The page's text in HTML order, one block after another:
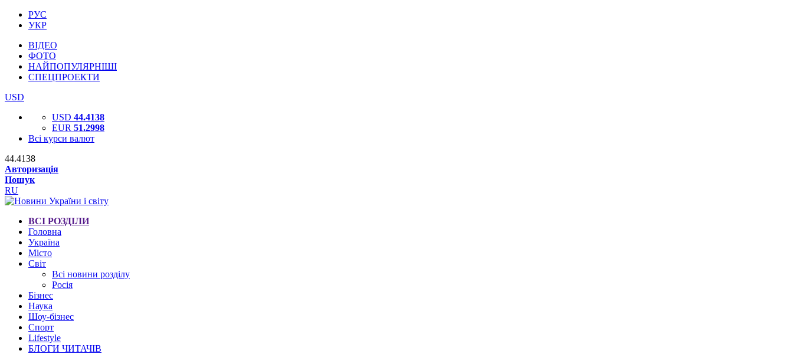
РУС
УКР
ВІДЕО
ФОТО
НАЙПОПУЛЯРНІШІ
СПЕЦПРОЕКТИ
USD
USD 44.4138
EUR 51.2998
Всі курси валют
44.4138
Авторизація
Пошук
RU
ВСІ РОЗДІЛИ
Головна
Україна
Місто
Світ
Всі новини розділу
Росія
Бізнес
Наука
Шоу-бізнес
Спорт
Lifestyle
БЛОГИ ЧИТАЧІВ